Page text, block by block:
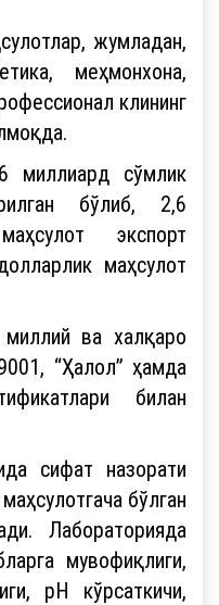
жумладан,
меҳмонхона,
клининг
миллиард сўмлик
бўлиб, 2,6
экспорт
маҳсулот
миллий ва халқаро
“Ҳалол” ҳамда
билан
сифат назорати
бўлган
Лабораторияда
мувофиқлиги,
pH кўрсаткичи,